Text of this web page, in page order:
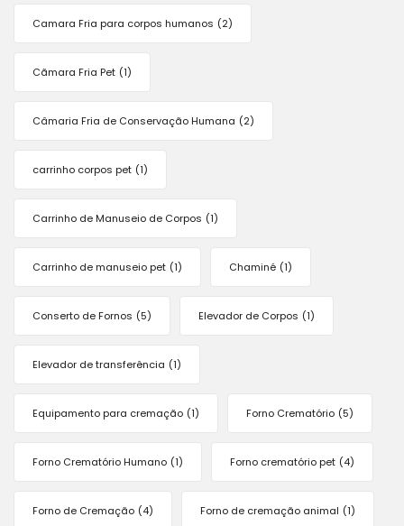
Camara Fria para corpos humanos (2)
Cãmara Fria Pet (1)
Câmaria Fria de Conservação Humana (2)
carrinho corpos pet (1)
Carrinho de Manuseio de Corpos (1)
Carrinho de manuseio pet (1) Chaminé (1)
Conserto de Fornos (5) Elevador de Corpos (1)
Elevador de transferência (1)
Equipamento para cremação (1) Forno Crematório (5)
Forno Crematório Humano (1) Forno crematório pet (4)
Forno de Cremação (4) Forno de cremação animal (1)